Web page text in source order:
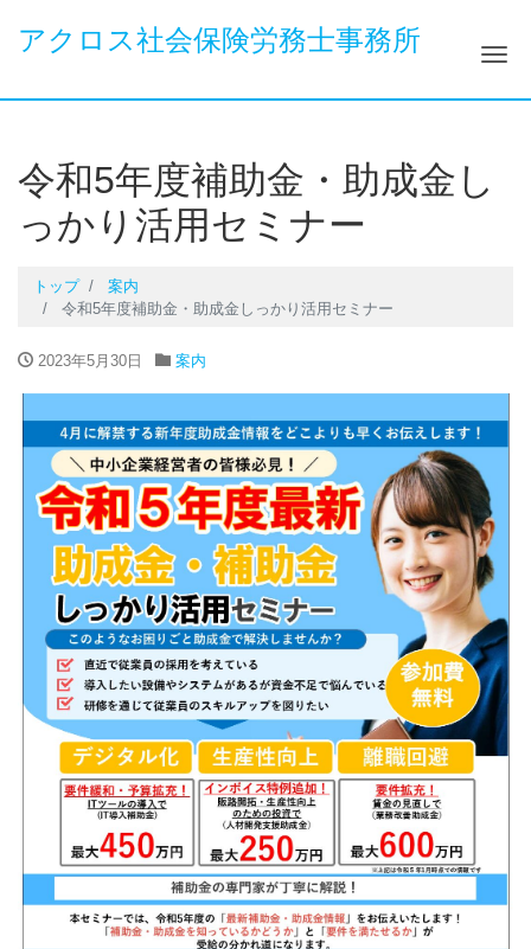
アクロス社会保険労務士事務所
ナ
令和5年度補助金・助成金し
っかり活用セミナー
トップ
案内
令和5年度補助金・助成金しっかり活用セミナー
2023年5月30日 案内